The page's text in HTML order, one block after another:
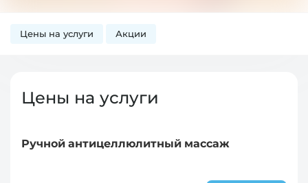
Цены на услуги Акции
Цены на услуги
Ручной антицеллюлитный массаж